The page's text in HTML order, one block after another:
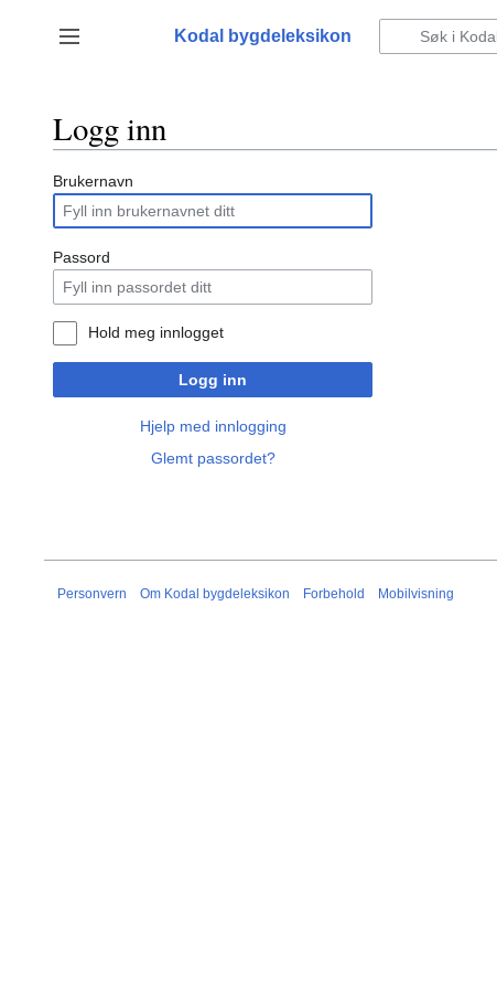
innhold
Vis/skjul sidefelt
Kodal bygdeleksikon
Logg inn
Brukernavn
Passord
Hold meg innlogget
Logg inn
Hjelp med innlogging
Glemt passordet?
Personvern Om Kodal bygdeleksikon Forbehold Mobilvisning